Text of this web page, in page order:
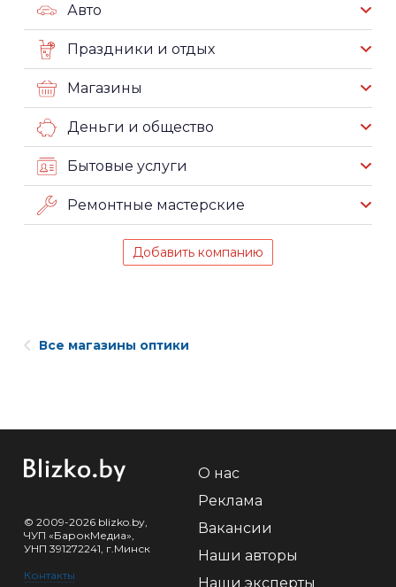
Авто
Праздники и отдых
Магазины
Деньги и общество
Бытовые услуги
Ремонтные мастерские
Добавить компанию
Все магазины оптики
© 2009-2026 blizko.by,
ЧУП «БарокМедиа»,
УНП 391272241, г.Минск
Контакты
О нас
Реклама
Вакансии
Наши авторы
Наши эксперты